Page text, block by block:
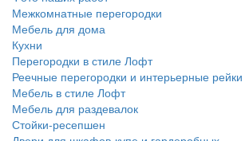
Межкомнатные перегородки
Мебель для дома
Кухни
Перегородки в стиле Лофт
Реечные перегородки и интерьерные рейки
Мебель в стиле Лофт
Мебель для раздевалок
Стойки-ресепшен